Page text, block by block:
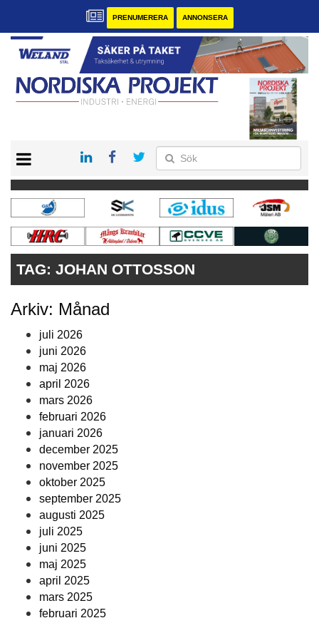
PRENUMERERA ANNONSERA
KONTAKT
VÅRA ANDRA MAGASIN
PRENUMERERA
ANNONSERA
TAG: JOHAN OTTOSSON
Arkiv: Månad
juli 2026
juni 2026
maj 2026
april 2026
mars 2026
februari 2026
januari 2026
december 2025
november 2025
oktober 2025
september 2025
augusti 2025
juli 2025
juni 2025
maj 2025
april 2025
mars 2025
februari 2025